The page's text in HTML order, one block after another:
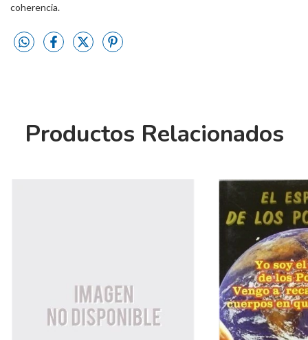
coherencia.
Productos Relacionados